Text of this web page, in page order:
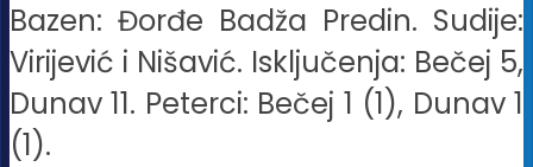
Bazen: Đorđe Badža Predin. Sudije:
Virijević i Nišavić. Isključenja: Bečej 5,
Dunav 11. Peterci: Bečej 1 (1), Dunav 1
(1).